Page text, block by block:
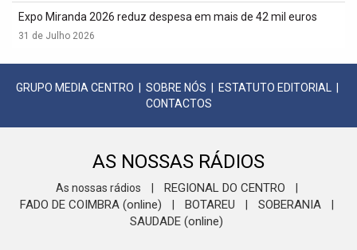
Expo Miranda 2026 reduz despesa em mais de 42 mil euros
31 de Julho 2026
GRUPO MEDIA CENTRO SOBRE NÓS ESTATUTO EDITORIAL
CONTACTOS
AS NOSSAS RÁDIOS
As nossas rádios REGIONAL DO CENTRO
FADO DE COIMBRA (online) BOTAREU SOBERANIA
SAUDADE (online)